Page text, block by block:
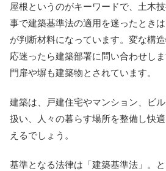
屋根というのがキーワードで、土木
事で建築基準法の適用を迷ったときは
が判断材料になっています。変な構
応迷ったら建築部署に問い合わせ
門扉や塀も建築物とされています。
建築は、戸建住宅やマンション、ビ
扱い、人々の暮らす場所を整備し快
えるでしょう。
基準となる法律は「建築基準法」。